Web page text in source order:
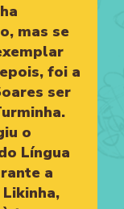
mas se
foi a
ser
o
Língua
a